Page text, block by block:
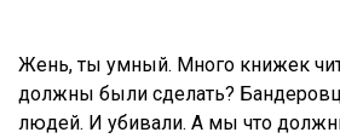
Жень, ты умный. Много книжек
должны были сделать?
людей. И убивали. А мы что